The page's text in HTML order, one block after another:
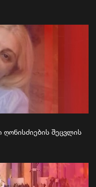
ღონისძიების შეცვლის